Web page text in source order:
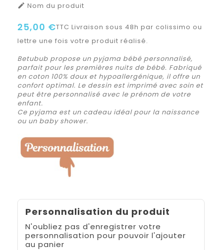
 Nom du produit
25,00 €TTC Livraison sous 48h par colissimo ou
lettre une fois votre produit réalisé.
Betubub propose un pyjama bébé personnalisé,
parfait pour les premières nuits de bébé. Fabriqué
en coton 100% doux et hypoallergénique, il offre un
confort optimal. Le dessin est imprimé avec soin et
peut être personnalisé avec le prénom de votre
enfant.
Ce pyjama est un cadeau idéal pour la naissance
ou un baby shower.
Personnalisation du produit
N'oubliez pas d'enregistrer votre
personnalisation pour pouvoir l'ajouter
au panier